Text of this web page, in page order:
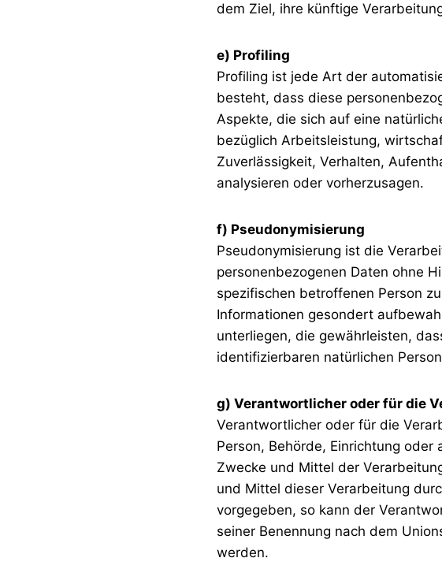
dem Ziel, ihre künftige
e) Profiling
Profiling ist jede Art der
besteht, dass diese
Aspekte, die sich auf eine
bezüglich Arbeitsleistung,
Zuverlässigkeit, Verhalten,
analysieren oder vorherzusagen.
f) Pseudonymisierung
Pseudonymisierung ist die
personenbezogenen Daten ohne
spezifischen betroffenen Person
Informationen gesondert
unterliegen, die gewährleisten,
identifizierbaren natürlichen
g) Verantwortlicher oder für die
Verantwortlicher oder für die
Person, Behörde, Einrichtung
Zwecke und Mittel der
und Mittel dieser Verarbeitung
vorgegeben, so kann der
seiner Benennung nach dem
werden.